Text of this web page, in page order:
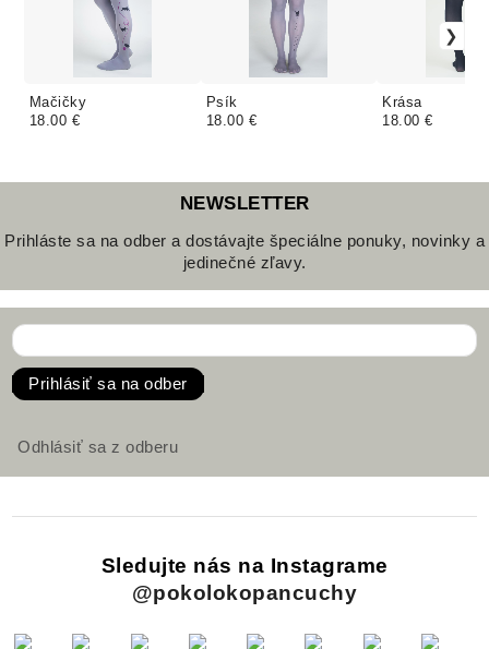
Mačičky
18.00 €
Psík
18.00 €
Krása
18.00 €
NEWSLETTER
Prihláste sa na odber a dostávajte špeciálne ponuky, novinky a
jedinečné zľavy.
Prihlásiť sa na odber
Odhlásiť sa z odberu
Sledujte nás na Instagrame
@pokolokopancuchy